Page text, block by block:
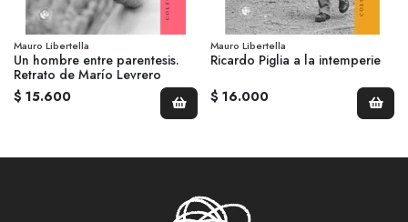
Mauro Libertella
Un hombre entre parentesis.
Retrato de Marío Levrero
$ 15.600
Mauro Libertella
Ricardo Piglia a la intemperie
$ 16.000